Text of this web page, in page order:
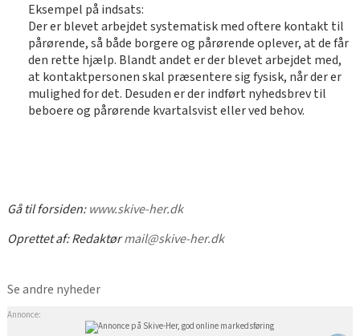
Eksempel på indsats:
Der er blevet arbejdet systematisk med oftere kontakt til
pårørende, så både borgere og pårørende oplever, at de får
den rette hjælp. Blandt andet er der blevet arbejdet med,
at kontaktpersonen skal præsentere sig fysisk, når der er
mulighed for det. Desuden er der indført nyhedsbrev til
beboere og pårørende kvartalsvist eller ved behov.
Gå til forsiden:www.skive-her.dk
Oprettet af:Redaktørmail@skive-her.dk
Se andre nyheder
Annonce: